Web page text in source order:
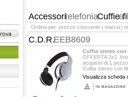
AccessoritelefoniaCuffiea
Ordina per: prezzo crescente | marca |
C.D.R.EEB8609
Cuffia stereo con
OFFERTA 2x1:
acquisto di 1
Cuffia stereo con
Visualizza scheda
IN MAGAZZINO